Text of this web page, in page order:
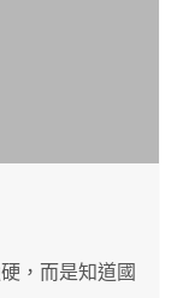
，而是知道國